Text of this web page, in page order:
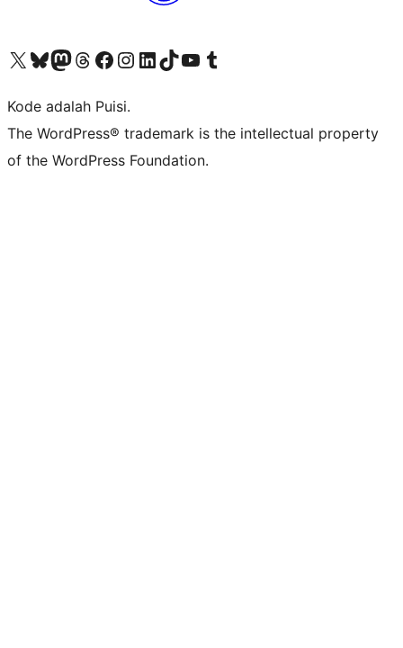
Kunjungi akun X (sebelumnya Twitter) kamiVisit our Bluesky account
Kunjungi akun Mastodon kami
Visit our Threads account
Kunjungi halaman Facebook kamiKunjungi akun Instagram kamiKunjungi akun LinkedIn kami
Visit our TikTok account
Kunjungi channel YouTube kamiVisit our Tumblr account
Kode adalah Puisi.
The WordPress® trademark is the intellectual property
of the WordPress Foundation.